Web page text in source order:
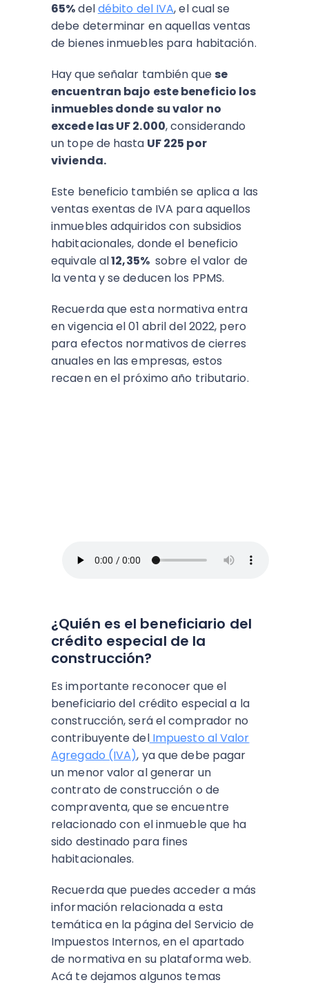
65%deldébito del IVA, el cual se
debe determinar en aquellas ventas
de bienes inmuebles para habitación.
Hay que señalar también que se
encuentran bajo este beneficio los
inmuebles donde su valor no
excede las UF 2.000, considerando
un tope de hasta UF 225 por
vivienda.
Este beneficio también se aplica a las
ventas exentas de IVA para aquellos
inmuebles adquiridos con subsidios
habitacionales, donde el beneficio
equivale al12,35%sobre el valor de
la venta y se deducen los PPMS.
Recuerda que esta normativa entra
en vigencia el 01 abril del 2022, pero
para efectos normativos de cierres
anuales en las empresas, estos
recaen en el próximo año tributario.
¿Quién es el beneficiario del
crédito especial de la
construcción?
Es importante reconocer que el
beneficiario del crédito especial a la
construcción, será el comprador no
contribuyente delImpuesto al Valor
Agregado (IVA), ya que debe pagar
un menor valor al generar un
contrato de construcción o de
compraventa, que se encuentre
relacionado con el inmueble que ha
sido destinado para fines
habitacionales.
Recuerda que puedes acceder a más
información relacionada a esta
temática en la página del Servicio de
Impuestos Internos, en el apartado
de normativa en su plataforma web.
Acá te dejamos algunos temas